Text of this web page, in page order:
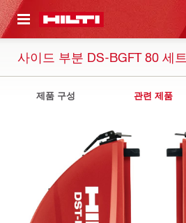
으로 건너뛰기
사이드 부분 DS-BGFT 80 세트
제품 구성 관련 제품